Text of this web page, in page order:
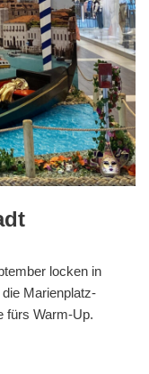
locken in
Marienplatz-
fürs Warm-Up.